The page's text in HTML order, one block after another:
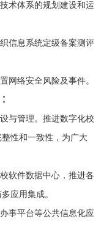
术体系的规划建设和运
信息系统定级备案测评
网络安全风险及事件。
与管理。推进数字化校
性和一致性，为广大
软件数据中心，推进各
应用集成。
事平台等公共信息化应